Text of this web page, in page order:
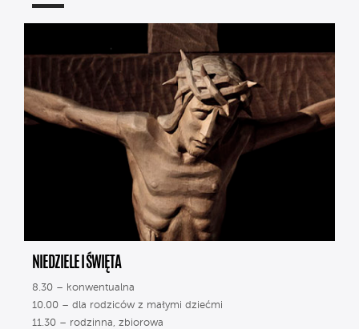
NIEDZIELE I ŚWIĘTA
8.30 – konwentualna
10.00 – dla rodziców z małymi dziećmi
11.30 – rodzinna, zbiorowa